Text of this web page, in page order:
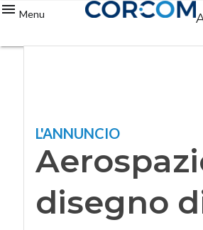
Menu
L'ANNUNCIO
disegno